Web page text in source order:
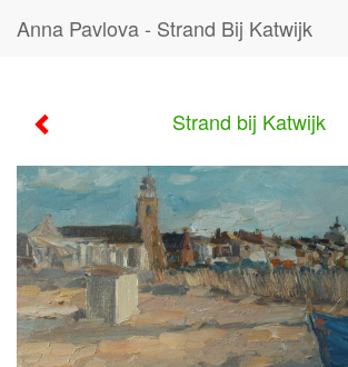
Anna Pavlova - Strand Bij Katwijk
Strand bij Katwijk